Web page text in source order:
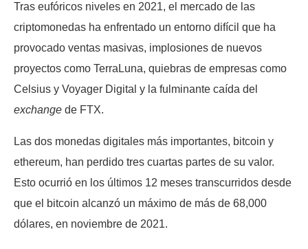
Tras eufóricos niveles en 2021, el mercado de las
criptomonedas ha enfrentado un entorno difícil que ha
provocado ventas masivas, implosiones de nuevos
proyectos como TerraLuna, quiebras de empresas como
Celsius y Voyager Digital y la fulminante caída del
exchange de FTX.
Las dos monedas digitales más importantes, bitcoin y
ethereum, han perdido tres cuartas partes de su valor.
Esto ocurrió en los últimos 12 meses transcurridos desde
que el bitcoin alcanzó un máximo de más de 68,000
dólares, en noviembre de 2021.